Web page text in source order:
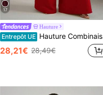
17
Hauture
Entrepôt UE Hauture Combinaison à jambes ultra-larges avec fermeture éclair devant et sans manches
28,21€ 28,49€